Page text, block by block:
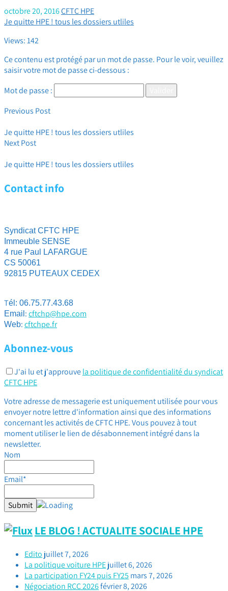
octobre 20, 2016CFTC HPE
Je quitte HPE ! tous les dossiers utliles
Views: 142
Ce contenu est protégé par un mot de passe. Pour le voir, veuillez
saisir votre mot de passe ci-dessous :
Mot de passe :
Previous Post
Je quitte HPE ! tous les dossiers utliles
Next Post
Je quitte HPE ! tous les dossiers utliles
Contact info
Syndicat CFTC HPE
Immeuble SENSE
4 rue Paul LAFARGUE
CS 50061
92815 PUTEAUX CEDEX
Tél: 06.75.77.43.68
Email :cftchp@hpe.com
Web:cftchpe.fr
Abonnez-vous
J'ai lu et j'approuvela politique de confidentialité du syndicat
CFTC HPE
Votre adresse de messagerie est uniquement utilisée pour vous
envoyer notre lettre d'information ainsi que des informations
concernant les activités de CFTC HPE. Vous pouvez à tout
moment utiliser le lien de désabonnement intégré dans la
newsletter.
Nom
Email*
LE BLOG ! ACTUALITE SOCIALE HPE
Edito juillet 7, 2026
La politique voiture HPEjuillet 6, 2026
La participation FY24 puis FY25 mars 7, 2026
Négociation RCC 2026février 8, 2026